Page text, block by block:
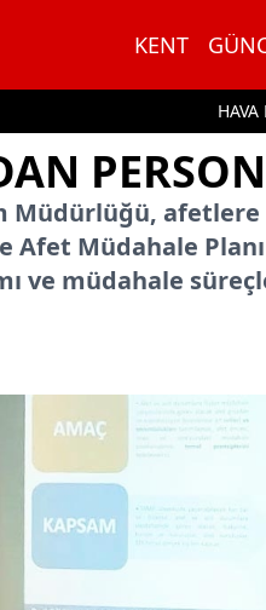
KENT
afetlere
Afet Müdahale
ve müdahale